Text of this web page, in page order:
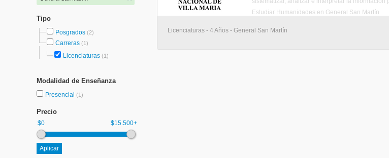
Tipo
Posgrados (2)
Carreras (1)
Licenciaturas (1)
Modalidad de Enseñanza
Presencial (1)
Precio
$0 $15.500+
Estudiar Humanidades en General San Martín
Licenciaturas - 4 Años - General San Martín